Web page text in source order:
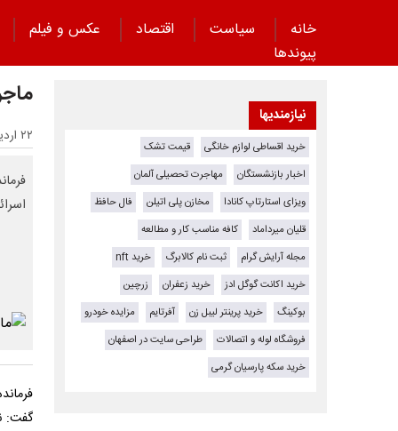
خانه سیاست اقتصاد عکس و فیلم
پیوند‌ها
۲۲ اردیبهشت ۱۴۰۵ - ۱۴:۱۰
نیازمندیها
خرید اقساطی لوازم خانگی
قیمت تشک
اخبار بازنشستگان
مهاجرت تحصیلی آلمان
ویزای استارتاپ کانادا
مخازن پلی اتیلن
فال حافظ
قلیان میرداماد
کافه مناسب کار و مطالعه
مجله آرایش گرام
ثبت نام کالابرگ
خرید nft
خرید اکانت گوگل ادز
خرید زعفران
زرچین
بوکینگ
خرید پرینتر لیبل زن آفرتایم
مزایده خودرو
فروشگاه لوله و اتصالات
طراحی سایت در اصفهان
خرید سکه پارسیان گرمی